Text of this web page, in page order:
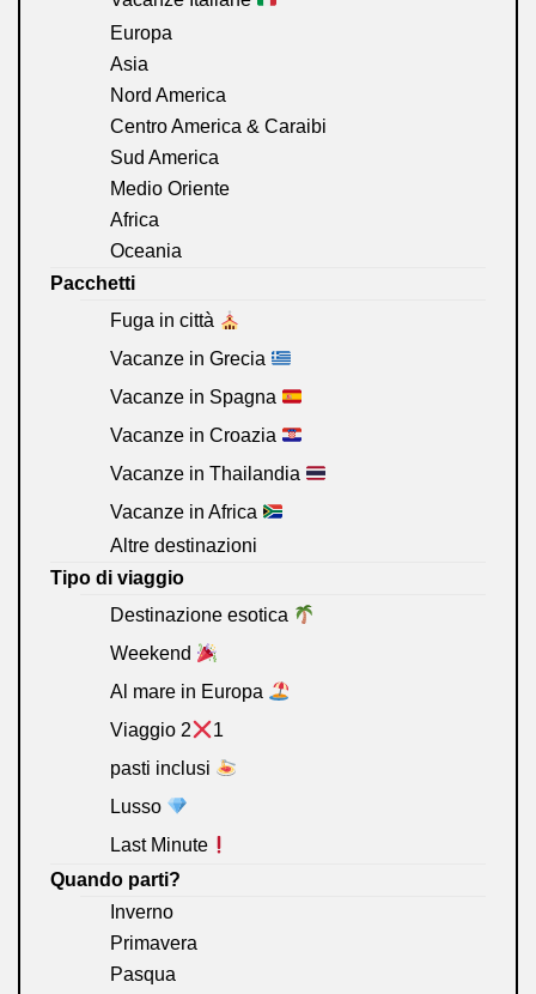
Europa
Asia
Nord America
Centro America & Caraibi
Sud America
Medio Oriente
Africa
Oceania
Pacchetti
Fuga in città
Vacanze in Grecia
Vacanze in Spagna
Vacanze in Croazia
Vacanze in Thailandia
Vacanze in Africa
Altre destinazioni
Tipo di viaggio
Destinazione esotica
Weekend
Al mare in Europa
Viaggio 2
1
pasti inclusi
Lusso
Last Minute
Quando parti?
Inverno
Primavera
Pasqua